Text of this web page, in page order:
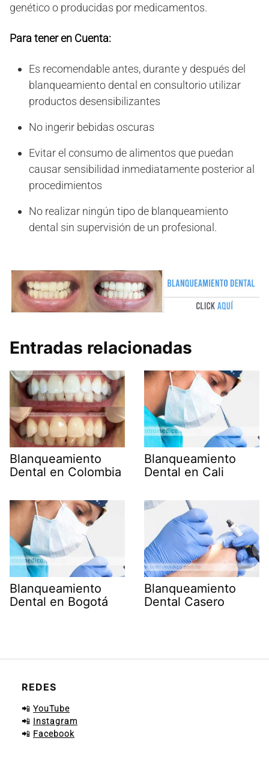
genético o producidas por medicamentos.
Para tener en Cuenta:
Es recomendable antes, durante y después del
blanqueamiento dental en consultorio utilizar
productos desensibilizantes
No ingerir bebidas oscuras
Evitar el consumo de alimentos que puedan
causar sensibilidad inmediatamente posterior al
procedimientos
No realizar ningún tipo de blanqueamiento
dental sin supervisión de un profesional.
Entradas relacionadas
Blanqueamiento
Dental en Colombia
Blanqueamiento
Dental en Cali
Blanqueamiento
Dental en Bogotá
Blanqueamiento
Dental Casero
REDES
📲 YouTube
📲 Instagram
📲 Facebook